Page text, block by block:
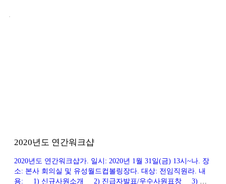
2020년도 연간워크샵
2020년도 연간워크샵가. 일시: 2020년 1월 31일(금) 13시~나. 장
소: 본사 회의실 및 유성월드컵볼링장다. 대상: 전임직원라. 내
용: 1) 신규사원소개 2) 진급자발표/우수사원표창 3) 성